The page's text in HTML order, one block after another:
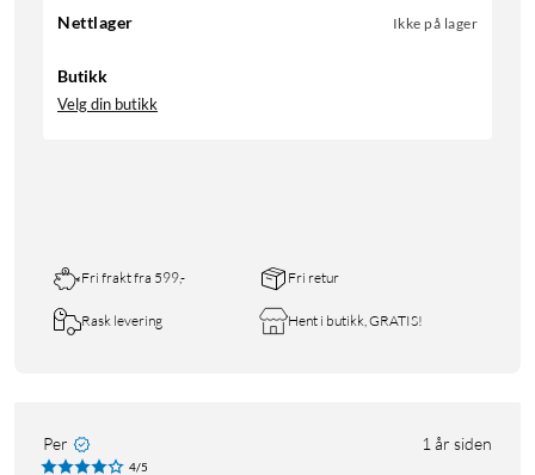
Nettlager Ikke på lager
Butikk
Velg din butikk
Fri frakt fra 599,- Fri retur
Rask levering Hent i butikk, GRATIS!
Per 1 år siden
4/5